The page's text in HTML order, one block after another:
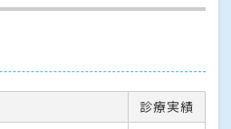
診療実績